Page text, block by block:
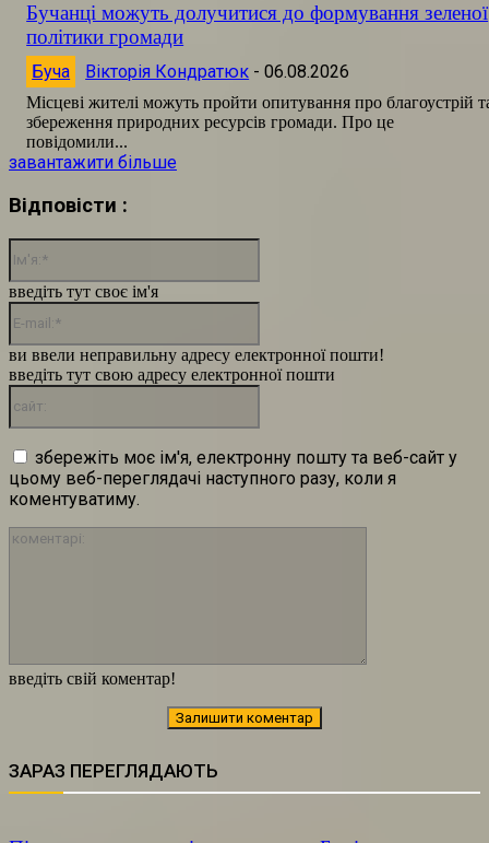
Бучанці можуть долучитися до формування зеленої
політики громади
Буча Вікторія Кондратюк - 06.08.2026
Місцеві жителі можуть пройти опитування про благоустрій
збереження природних ресурсів громади. Про це
повідомили...
завантажити більше
Відповісти :
введіть свій коментар!
введіть тут своє ім'я
ви ввели неправильну адресу електронної пошти!
введіть тут свою адресу електронної пошти
збережіть моє ім'я, електронну пошту та веб-сайт у
цьому веб-переглядачі наступного разу, коли я
коментуватиму.
ЗАРАЗ ПЕРЕГЛЯДАЮТЬ